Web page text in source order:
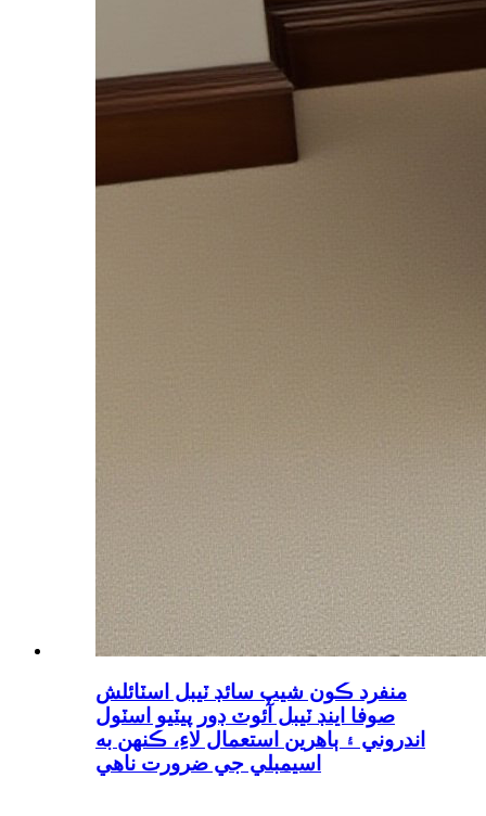
منفرد ڪون شيپ سائڊ ٽيبل اسٽائلش
صوفا اينڊ ٽيبل آئوٽ ڊور پيٽيو اسٽول
اندروني ۽ ٻاهرين استعمال لاءِ، ڪنهن به
اسيمبلي جي ضرورت ناهي